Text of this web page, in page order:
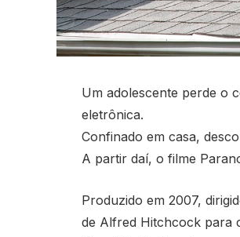
Um adolescente perde o
eletrônica.
Confinado em casa,
A partir daí, o filme
Produzido em 2007,
de Alfred Hitchcock para